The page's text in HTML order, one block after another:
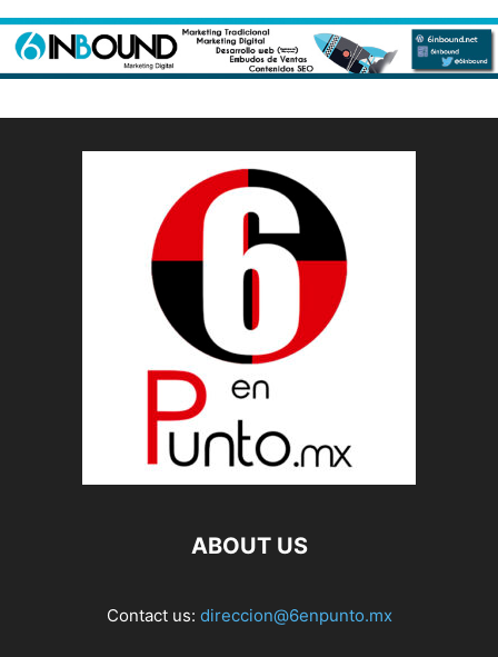
ABOUT US
Contact us: direccion@6enpunto.mx